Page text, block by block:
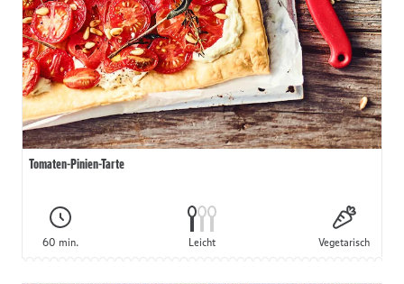
Tomaten-Pinien-Tarte
60 min. Leicht Vegetarisch